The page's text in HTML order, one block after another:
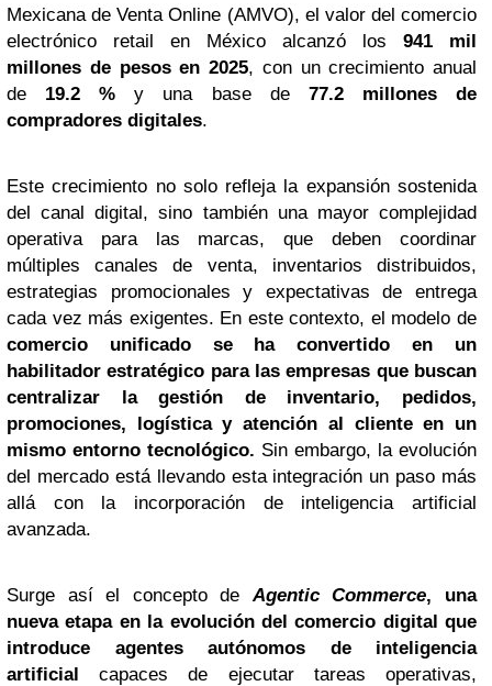
Mexicana de Venta Online (AMVO), el valor del comercio
electrónico retail en México alcanzó los 941 mil
millones de pesos en 2025, con un crecimiento anual
de 19.2 % y una base de 77.2 millones de
compradores digitales.
Este crecimiento no solo refleja la expansión sostenida
del canal digital, sino también una mayor complejidad
operativa para las marcas, que deben coordinar
múltiples canales de venta, inventarios distribuidos,
estrategias promocionales y expectativas de entrega
cada vez más exigentes. En este contexto, el modelo de
comercio unificado se ha convertido en un
habilitador estratégico para las empresas que buscan
centralizar la gestión de inventario, pedidos,
promociones, logística y atención al cliente en un
mismo entorno tecnológico. Sin embargo, la evolución
del mercado está llevando esta integración un paso más
allá con la incorporación de inteligencia artificial
avanzada.
Surge así el concepto de Agentic Commerce, una
nueva etapa en la evolución del comercio digital que
introduce agentes autónomos de inteligencia
artificialcapaces de ejecutar tareas operativas,